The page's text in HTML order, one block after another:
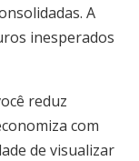
A
inesperados
reduz
com
de visualizar